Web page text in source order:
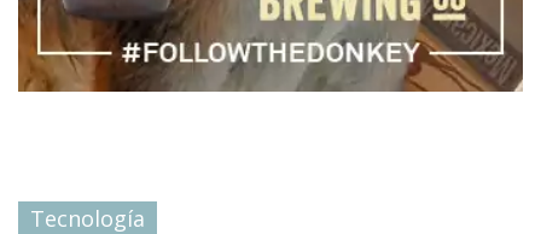
Tecnología